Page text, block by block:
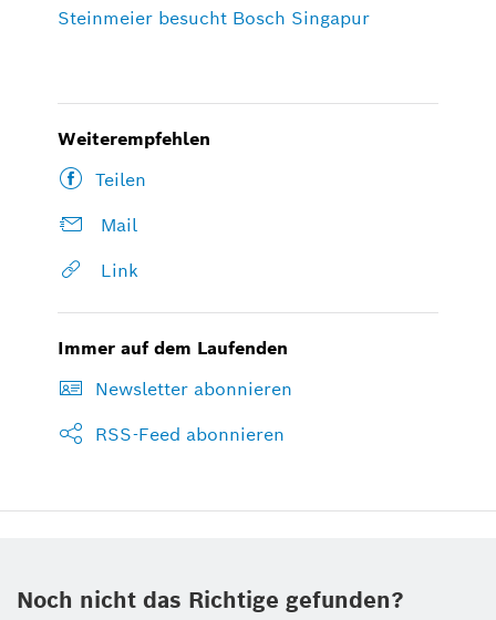
Steinmeier besucht Bosch Singapur
Weiterempfehlen
Teilen
Mail
Link
Immer auf dem Laufenden
Newsletter abonnieren
RSS-Feed abonnieren
Noch nicht das Richtige gefunden?